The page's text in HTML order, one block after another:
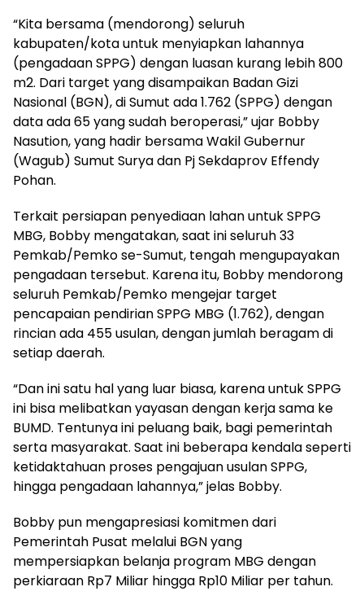
“Kita bersama (mendorong) seluruh
kabupaten/kota untuk menyiapkan lahannya
(pengadaan SPPG) dengan luasan kurang lebih 800
m2. Dari target yang disampaikan Badan Gizi
Nasional (BGN), di Sumut ada 1.762 (SPPG) dengan
data ada 65 yang sudah beroperasi,” ujar Bobby
Nasution, yang hadir bersama Wakil Gubernur
(Wagub) Sumut Surya dan Pj Sekdaprov Effendy
Pohan.
Terkait persiapan penyediaan lahan untuk SPPG
MBG, Bobby mengatakan, saat ini seluruh 33
Pemkab/Pemko se-Sumut, tengah mengupayakan
pengadaan tersebut. Karena itu, Bobby mendorong
seluruh Pemkab/Pemko mengejar target
pencapaian pendirian SPPG MBG (1.762), dengan
rincian ada 455 usulan, dengan jumlah beragam di
setiap daerah.
“Dan ini satu hal yang luar biasa, karena untuk SPPG
ini bisa melibatkan yayasan dengan kerja sama ke
BUMD. Tentunya ini peluang baik, bagi pemerintah
serta masyarakat. Saat ini beberapa kendala seperti
ketidaktahuan proses pengajuan usulan SPPG,
hingga pengadaan lahannya,” jelas Bobby.
Bobby pun mengapresiasi komitmen dari
Pemerintah Pusat melalui BGN yang
mempersiapkan belanja program MBG dengan
perkiaraan Rp7 Miliar hingga Rp10 Miliar per tahun.